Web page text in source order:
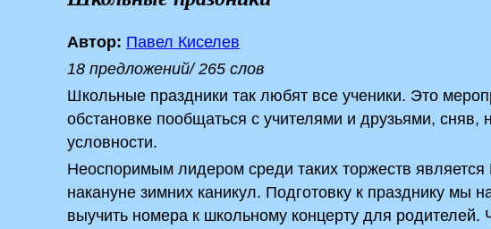
Автор: Павел Киселев
18 предложений/ 265 слов
Школьные праздники так любят все ученики. Это
обстановке пообщаться с учителями и друзьями,
условности.
Неоспоримым лидером среди таких торжеств
накануне зимних каникул. Подготовку к празднику мы
выучить номера к школьному концерту для